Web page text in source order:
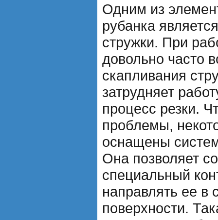
Одним из
рубанка
стружки. При
довольно часто
скапливания
затрудняет
процесс резки.
проблемы,
оснащены
Она позволяет
специальный
направлять ее в
поверхности.